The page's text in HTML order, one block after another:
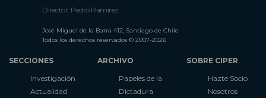
Director: Pedro Ramírez
José Miguel de la Barra 412, Santiago de Chile
Todos los derechos reservados © 2007-2026
SECCIONES
Investigación
Actualidad
ARCHIVO
Papeles de la
Dictadura
SOBRE CIPER
Hazte Socio
Nosotros